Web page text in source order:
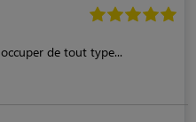
de tout type...